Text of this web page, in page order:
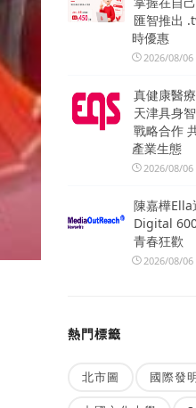
匯智推出
時優惠
2026/08/06
真健康醫
天津具身
戰略合作
產業生態
2026/08/06
陳嘉樺
Digital
青春狂歡
2026/08/06
熱門標籤
北市圖 國際發